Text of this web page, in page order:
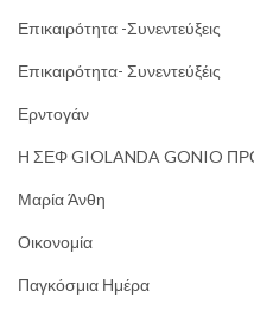
Επικαιρότητα -Συνεντεύξεις
Επικαιρότητα- Συνεντεύξέις
Ερντογάν
Η ΣΕΦ GIOLANDA GONIO
Μαρία Άνθη
Οικονομία
Παγκόσμια Ημέρα